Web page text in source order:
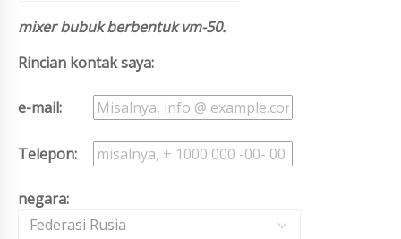
mixer bubuk berbentuk vm-50.
Rincian kontak saya:
e-mail:
Telepon:
negara:
Federasi Rusia